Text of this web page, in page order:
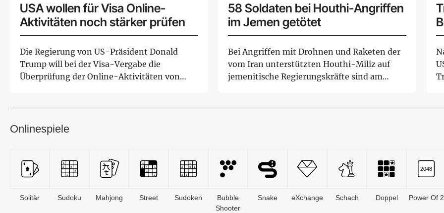
USA wollen für Visa Online-
Aktivitäten noch stärker prüfen
Die Regierung von US-Präsident Donald
Trump will bei der Visa-Vergabe die
Überprüfung der Online-Aktivitäten von
58 Soldaten bei Houthi-Angriffen
im Jemen getötet
Bei Angriffen mit Drohnen und Raketen der
vom Iran unterstützten Houthi-Miliz auf
jemenitische Regierungskräfte sind am
Onlinespiele
Solitär Sudoku Mahjong Street Sudoken
Bubble
Shooter
Snake eXchange Schach Doppel Power Of 2